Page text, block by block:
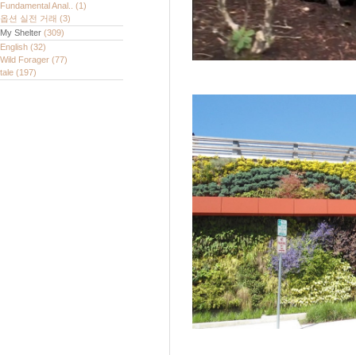
Fundamental Anal.. (1)
옵션 실전 거래 (3)
My Shelter (309)
English (32)
Wild Forager (77)
tale (197)